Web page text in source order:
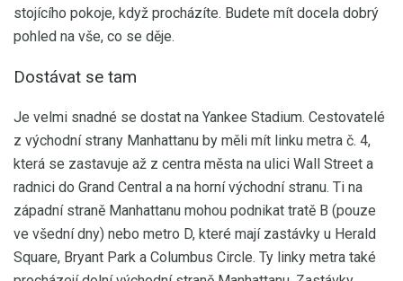
stojícího pokoje, když procházíte. Budete mít docela dobrý
pohled na vše, co se děje.
Dostávat se tam
Je velmi snadné se dostat na Yankee Stadium. Cestovatelé
z východní strany Manhattanu by měli mít linku metra č. 4,
která se zastavuje až z centra města na ulici Wall Street a
radnici do Grand Central a na horní východní stranu. Ti na
západní straně Manhattanu mohou podnikat tratě B (pouze
ve všední dny) nebo metro D, které mají zastávky u Herald
Square, Bryant Park a Columbus Circle. Ty linky metra také